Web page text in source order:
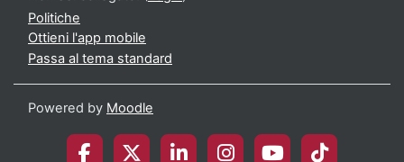
Politiche
Ottieni l'app mobile
Passa al tema standard
Powered by Moodle